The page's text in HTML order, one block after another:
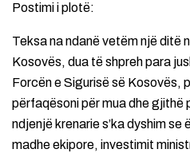
Postimi i plotë:
Teksa na ndanë vetëm një ditë
Kosovës, dua të shpreh para
Forcën e Sigurisë së Kosovës,
përfaqësoni për mua dhe gjithë
ndjenjë krenarie s’ka dyshim
madhe ekipore, investimit